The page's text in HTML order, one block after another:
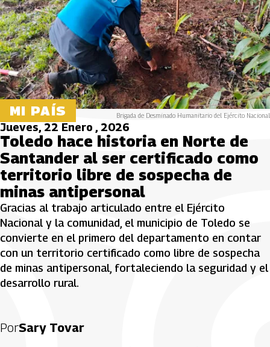
MI PAÍS Brigada de Desminado Humanitario del Ejército Nacional
Jueves, 22 Enero , 2026
Toledo hace historia en Norte de
Santander al ser certificado como
territorio libre de sospecha de
minas antipersonal
Gracias al trabajo articulado entre el Ejército
Nacional y la comunidad, el municipio de Toledo se
convierte en el primero del departamento en contar
con un territorio certificado como libre de sospecha
de minas antipersonal, fortaleciendo la seguridad y el
desarrollo rural.
PorSary Tovar